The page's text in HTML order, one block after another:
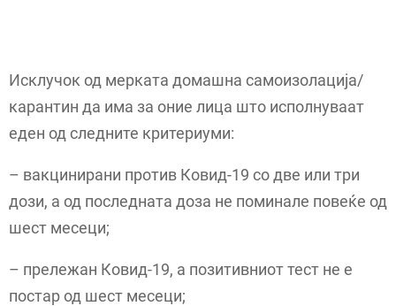
Исклучок од мерката домашна самоизолација/
карантин да има за оние лица што исполнуваат
еден од следните критериуми:
– вакцинирани против Ковид-19 со две или три
дози, а од последната доза не поминале повеќе од
шест месеци;
– прележан Ковид-19, а позитивниот тест не е
постар од шест месеци;